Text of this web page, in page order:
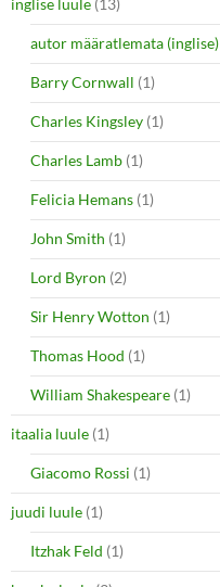
inglise luule (13)
autor määratlemata (inglise)
Barry Cornwall (1)
Charles Kingsley (1)
Charles Lamb (1)
Felicia Hemans (1)
John Smith (1)
Lord Byron (2)
Sir Henry Wotton (1)
Thomas Hood (1)
William Shakespeare (1)
itaalia luule (1)
Giacomo Rossi (1)
juudi luule (1)
Itzhak Feld (1)